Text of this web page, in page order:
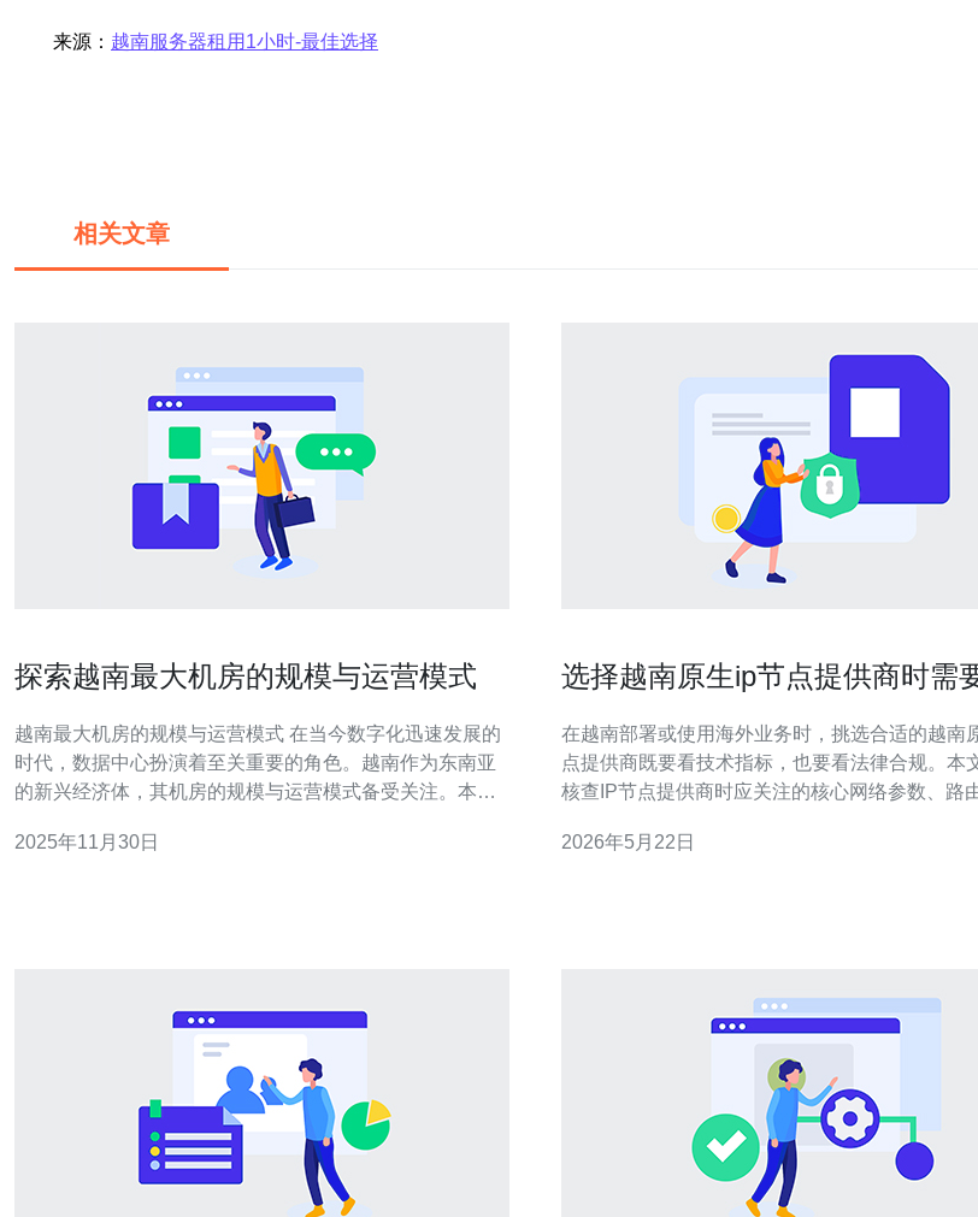
来源： 越南服务器租用1小时-最佳选择
相关文章
探索越南最大机房的规模与运营模式
越南最大机房的规模与运营模式 在当今数字化迅速发展的
时代，数据中心扮演着至关重要的角色。越南作为东南亚
的新兴经济体，其机房的规模与运营模式备受关注。本文
球数据产业中的地位。 以下是本文的三个精华要点： 越南
2025年11月30日
选择越南原生ip节点提供商时需
在越南部署或使用海外业务时，挑选合适的越南
点提供商既要看技术指标，也要看法律合规。本
核查IP节点提供商时应关注的核心网络参数、路
证IP真实性，帮助降低风险并保障业务稳定。 哪个网络参
2026年5月22日